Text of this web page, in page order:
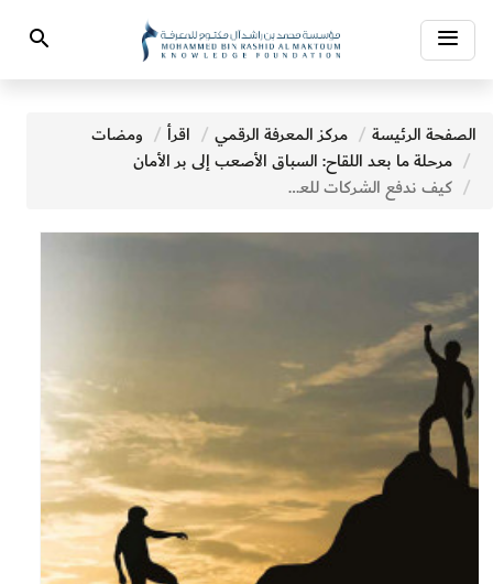
Toggle
navigation
Search
الصفحة الرئيسة مركز المعرفة الرقمي اقرأ
ومضات
مرحلة ما بعد اللقاح: السباق الأصعب إلى بر الأمان
كيف ندفع الشركات للعمل من أجل الطبيعة؟